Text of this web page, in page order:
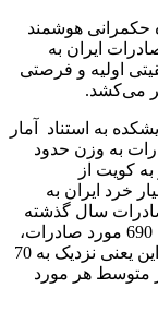
حکمرانی هوشمند
ایران به
اولیه و فرصتی
می‌کشد.
به استناد آمار
به وزن حدود
میلیون دلار به کویت از
خرد ایران به
سال گذشته
به کویت، حدود 260 مورد کمتر از یک تن و وزن 690 مورد صادرات،
حداکثر به اندازه یک کانتینر (23 تن) بوده است. این یعنی نزدیک به 70
متوسط هر مورد